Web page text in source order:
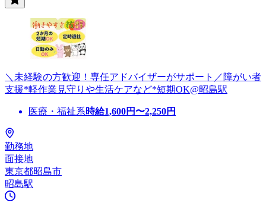
＼未経験の方歓迎！専任アドバイザーがサポート／障がい者
支援*軽作業見守りや生活ケアなど*短期OK@昭島駅
医療・福祉系時給1,600円〜2,250円
勤務地
面接地
東京都昭島市
昭島駅